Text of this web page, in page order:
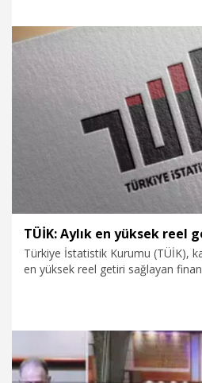
Venezuela halkının yanında
5.01.2026 Politika
Türkiye İstatistik Kurumu (TÜİK),
en yüksek reel getiri sağlayan